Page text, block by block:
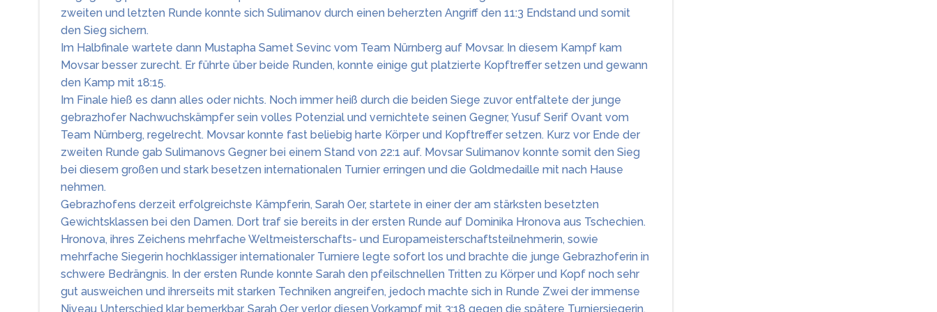
zweiten und letzten Runde konnte sich Sulimanov durch einen beherzten Angriff den 11:3 Endstand und somit
den Sieg sichern.
Im Halbfinale wartete dann Mustapha Samet Sevinc vom Team Nürnberg auf Movsar. In diesem Kampf kam
Movsar besser zurecht. Er führte über beide Runden, konnte einige gut platzierte Kopftreffer setzen und gewann
den Kamp mit 18:15.
Im Finale hieß es dann alles oder nichts. Noch immer heiß durch die beiden Siege zuvor entfaltete der junge
gebrazhofer Nachwuchskämpfer sein volles Potenzial und vernichtete seinen Gegner, Yusuf Serif Ovant vom
Team Nürnberg, regelrecht. Movsar konnte fast beliebig harte Körper und Kopftreffer setzen. Kurz vor Ende der
zweiten Runde gab Sulimanovs Gegner bei einem Stand von 22:1 auf. Movsar Sulimanov konnte somit den Sieg
bei diesem großen und stark besetzen internationalen Turnier erringen und die Goldmedaille mit nach Hause
nehmen.
Gebrazhofens derzeit erfolgreichste Kämpferin, Sarah Oer, startete in einer der am stärksten besetzten
Gewichtsklassen bei den Damen. Dort traf sie bereits in der ersten Runde auf Dominika Hronova aus Tschechien.
Hronova, ihres Zeichens mehrfache Weltmeisterschafts- und Europameisterschaftsteilnehmerin, sowie
mehrfache Siegerin hochklassiger internationaler Turniere legte sofort los und brachte die junge Gebrazhoferin in
schwere Bedrängnis. In der ersten Runde konnte Sarah den pfeilschnellen Tritten zu Körper und Kopf noch sehr
gut ausweichen und ihrerseits mit starken Techniken angreifen, jedoch machte sich in Runde Zwei der immense
Niveau Unterschied klar bemerkbar. Sarah Oer verlor diesen Vorkampf mit 3:18 gegen die spätere Turniersiegerin.